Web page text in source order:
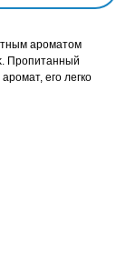
ароматом
Пропитанный
его легко